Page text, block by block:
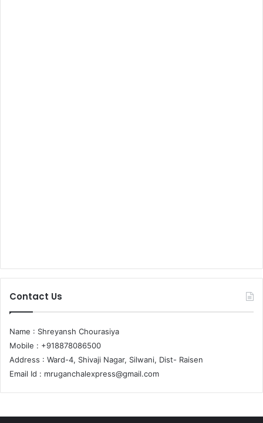
Contact Us
Name : Shreyansh Chourasiya
Mobile : +918878086500
Address : Ward-4, Shivaji Nagar, Silwani, Dist- Raisen
Email Id : mruganchalexpress@gmail.com